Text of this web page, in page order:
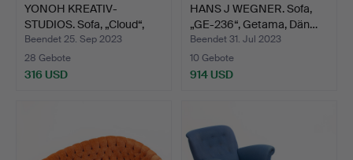
YONOH KREATIV-
STUDIOS. Sofa, „Cloud“,
Boli…
Beendet 25. Sep 2023
28 Gebote
316 USD
HANS J WEGNER. Sofa,
„GE-236“, Getama, Dän…
Beendet 31. Jul 2023
10 Gebote
914 USD